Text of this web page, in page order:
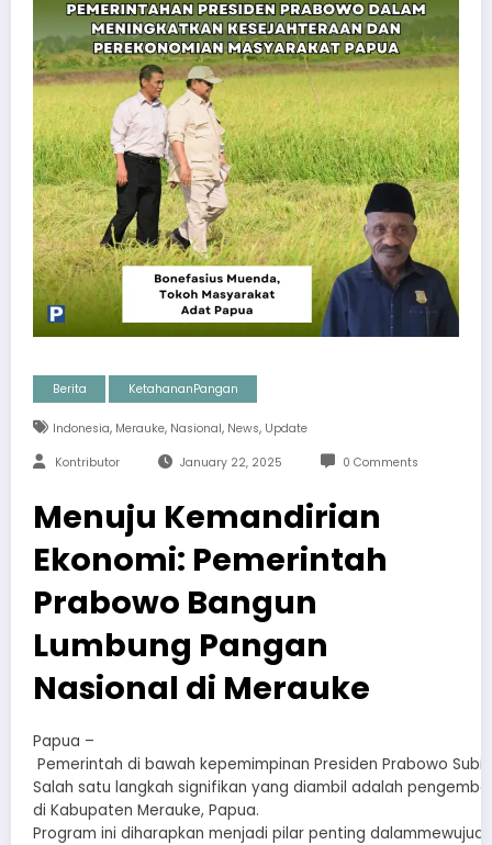
Berita KetahananPangan
Indonesia, Merauke, Nasional, News, Update
Kontributor January 22, 2025 0 Comments
Menuju Kemandirian
Ekonomi: Pemerintah
Prabowo Bangun
Lumbung Pangan
Nasional di Merauke
Papua –
Pemerintah di bawah kepemimpinan Presiden Prabowo
Salah satu langkah signifikan yang diambil adalah
di Kabupaten Merauke, Papua.
Program ini diharapkan menjadi pilar penting